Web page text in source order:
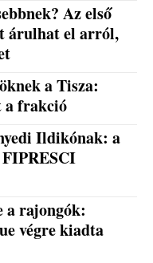
Az első
árulhat el arról,
a Tisza:
a frakció
Ildikónak: a
a rajongók:
végre kiadta